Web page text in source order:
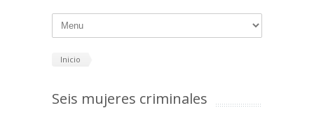
Inicio
Seis mujeres criminales